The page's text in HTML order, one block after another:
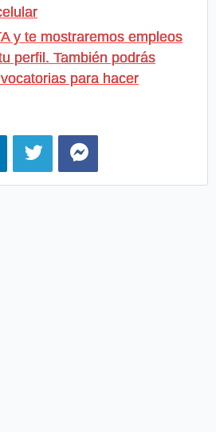
y te mostraremos empleos
perfil. También podrás
para hacer